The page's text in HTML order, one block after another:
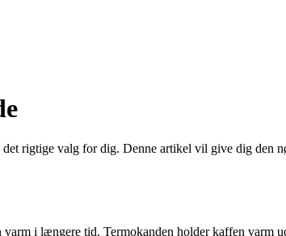
rigtige valg for dig. Denne artikel vil give dig den
i længere tid. Termokanden holder kaffen varm